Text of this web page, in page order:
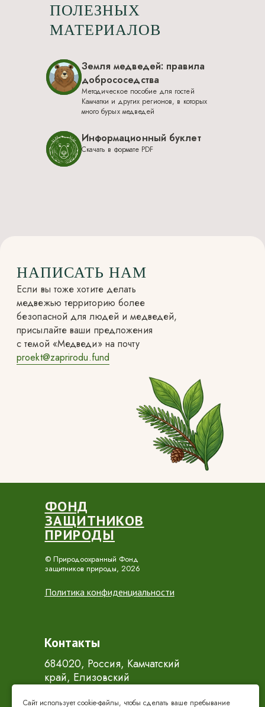
ПОЛЕЗНЫХ
МАТЕРИАЛОВ
Земля медведей: правила
добрососедства
Методическое пособие для гостей
Камчатки и других регионов, в которых
много бурых медведей
Информационный буклет
Скачать в формате PDF
НАПИСАТЬ НАМ
Если вы тоже хотите делать
медвежью территорию более
безопасной для людей и медведей,
присылайте ваши предложения
с темой «Медведи» на почту
proekt@zaprirodu.fund
Сайт использует cookie-файлы, чтобы сделать ваше пребывание
Политика конфиденциальности
684020, Россия, Камчатский
край, Елизовский
Контакты
© Природоохранный Фонд
защитников природы, 2026
ФОНД
ЗАЩИТНИКОВ
ПРИРОДЫ